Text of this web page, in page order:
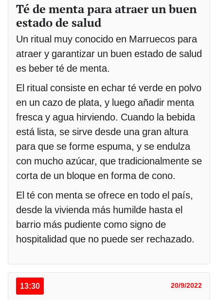
Té de menta para atraer un buen
estado de salud
Un ritual muy conocido en Marruecos para
atraer y garantizar un buen estado de salud
es beber té de menta.
El ritual consiste en echar té verde en polvo
en un cazo de plata, y luego añadir menta
fresca y agua hirviendo. Cuando la bebida
está lista, se sirve desde una gran altura
para que se forme espuma, y se endulza
con mucho azúcar, que tradicionalmente se
corta de un bloque en forma de cono.
El té con menta se ofrece en todo el país,
desde la vivienda más humilde hasta el
barrio más pudiente como signo de
hospitalidad que no puede ser rechazado.
13:30 20/9/2022